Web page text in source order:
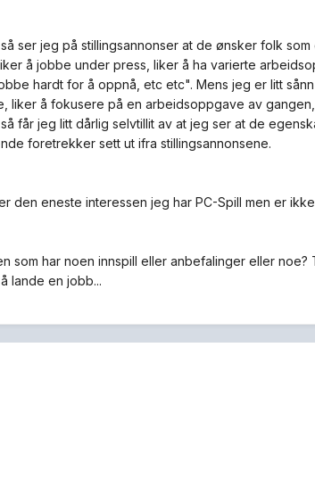
ser jeg på stillingsannonser at de ønsker folk
å jobbe under press, liker å ha varierte
hardt for å oppnå, etc etc". Mens jeg er litt
liker å fokusere på en arbeidsoppgave av
får jeg litt dårlig selvtillit av at jeg ser at de
foretrekker sett ut ifra stillingsannonsene.
den eneste interessen jeg har PC-Spill men er
som har noen innspill eller anbefalinger eller
lande en jobb...